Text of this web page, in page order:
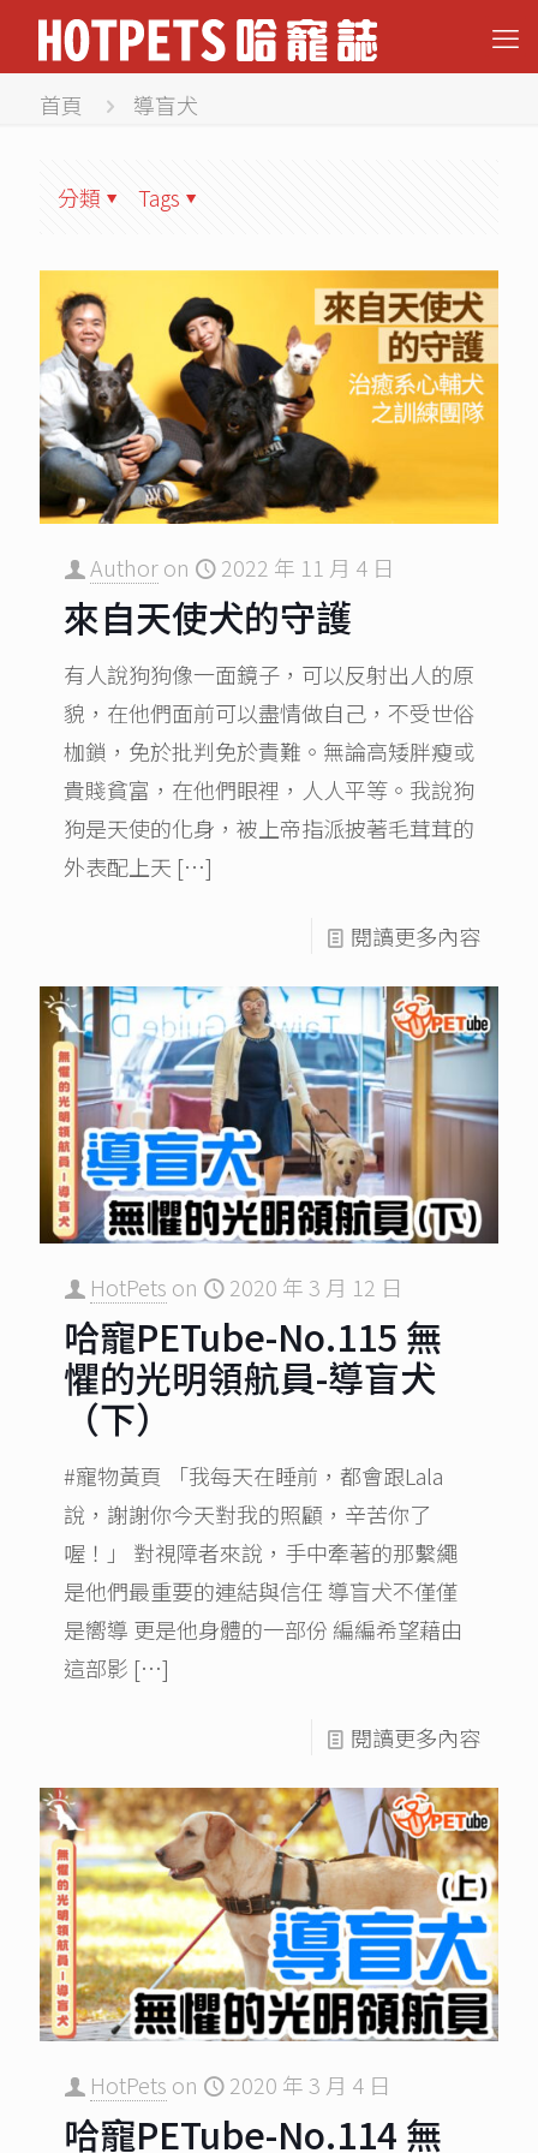
首頁 導盲犬
分類 Tags
Authoron 2022 年 11 月 4 日
來自天使犬的守護
有人說狗狗像一面鏡子，可以反射出人的原
貌，在他們面前可以盡情做自己，不受世俗
枷鎖，免於批判免於責難。無論高矮胖瘦或
貴賤貧富，在他們眼裡，人人平等。我說狗
狗是天使的化身，被上帝指派披著毛茸茸的
外表配上天 […]
閱讀更多內容
HotPets on 2020 年 3 月 12 日
哈寵PETube-No.115 無
懼的光明領航員-導盲犬
（下）
#寵物黃頁 「我每天在睡前，都會跟Lala
說，謝謝你今天對我的照顧，辛苦你了
喔！」 對視障者來說，手中牽著的那繫繩
是他們最重要的連結與信任 導盲犬不僅僅
是嚮導 更是他身體的一部份 編編希望藉由
這部影 […]
閱讀更多內容
HotPets on 2020 年 3 月 4 日
哈寵PETube-No.114 無